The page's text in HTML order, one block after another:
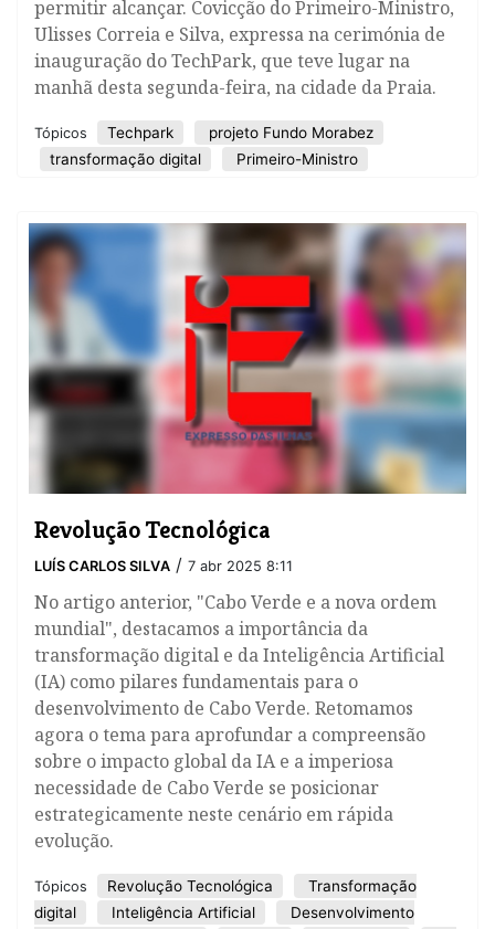
permitir alcançar. Covicção do Primeiro-Ministro,
Ulisses Correia e Silva, expressa na cerimónia de
inauguração do TechPark, que teve lugar na
manhã desta segunda-feira, na cidade da Praia.
Tópicos Techpark
projeto Fundo Morabez
transformação digital
Primeiro-Ministro
Revolução Tecnológica
LUÍS CARLOS SILVA / 7 abr 2025 8:11
No artigo anterior, "Cabo Verde e a nova ordem
mundial", destacamos a importância da
transformação digital e da Inteligência Artificial
(IA) como pilares fundamentais para o
desenvolvimento de Cabo Verde. Retomamos
agora o tema para aprofundar a compreensão
sobre o impacto global da IA e a imperiosa
necessidade de Cabo Verde se posicionar
estrategicamente neste cenário em rápida
evolução.
Tópicos Revolução Tecnológica
Transformação
digital
Inteligência Artificial
Desenvolvimento